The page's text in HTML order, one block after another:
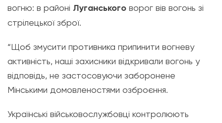
вогню: в районі Луганського ворог вів вогонь зі
стрілецької зброї.
“Щоб змусити противника припинити вогневу
активність, наші захисники відкривали вогонь у
відповідь, не застосовуючи заборонене
Мінськими домовленостями озброєння.
Українські військовослужбовці контролюють